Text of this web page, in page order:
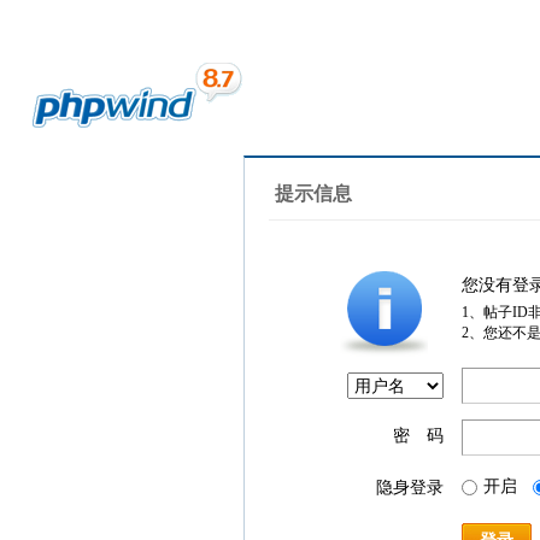
提示信息
您没有登
1、帖子ID
2、您还不
密 码
隐身登录 开启